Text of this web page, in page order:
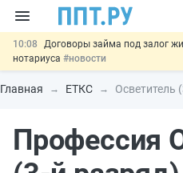
10:08
Договоры займа под залог
нотариуса #новости
00:01
10 августа: важные
#новости
07.08
Дистанционную работу
07.08 Важно
Разработают
Главная ЕТКС Осветитель
Профессия